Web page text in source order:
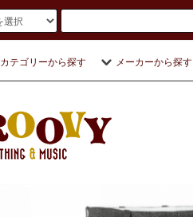
カテゴリーから探す メーカーから探す